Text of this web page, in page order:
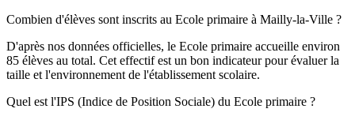
Combien d'élèves sont inscrits au Ecole primaire à Mailly-la-Ville ?
D'après nos données officielles, le Ecole primaire accueille environ
85 élèves au total. Cet effectif est un bon indicateur pour évaluer la
taille et l'environnement de l'établissement scolaire.
Quel est l'IPS (Indice de Position Sociale) du Ecole primaire ?